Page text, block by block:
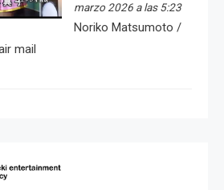
marzo 2026 a las 5:23
Noriko Matsumoto /
mail